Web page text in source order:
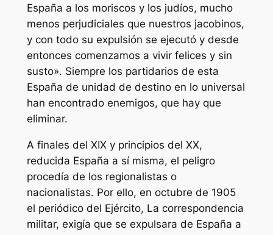
España a los moriscos y los judíos, mucho
menos perjudiciales que nuestros jacobinos,
y con todo su expulsión se ejecutó y desde
entonces comenzamos a vivir felices y sin
susto». Siempre los partidarios de esta
España de unidad de destino en lo universal
han encontrado enemigos, que hay que
eliminar.
A finales del XIX y principios del XX,
reducida España a sí misma, el peligro
procedía de los regionalistas o
nacionalistas. Por ello, en octubre de 1905
el periódico del Ejército, La correspondencia
militar, exigía que se expulsara de España a